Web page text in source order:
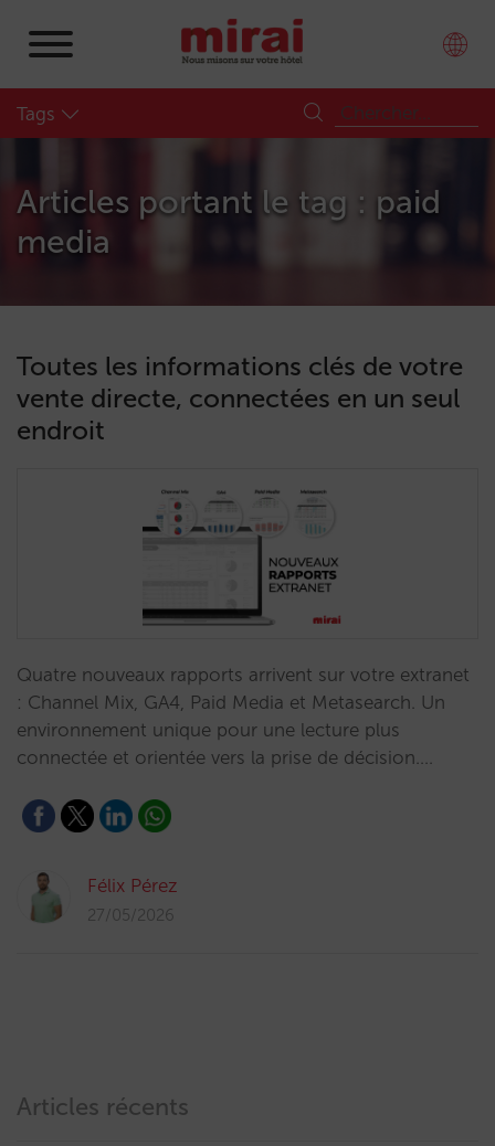
Tags
Articles portant le tag : paid
media
Toutes les informations clés de votre
vente directe, connectées en un seul
endroit
Quatre nouveaux rapports arrivent sur votre extranet
: Channel Mix, GA4, Paid Media et Metasearch. Un
environnement unique pour une lecture plus
connectée et orientée vers la prise de décision.…
Félix Pérez
27/05/2026
Articles récents